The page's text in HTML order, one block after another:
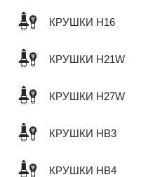
КРУШКИ H16
КРУШКИ H21W
КРУШКИ H27W
КРУШКИ HB3
КРУШКИ HB4